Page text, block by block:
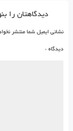
دیدگاهتان را
نشانی ایمیل شما منتشر
دیدگاه *